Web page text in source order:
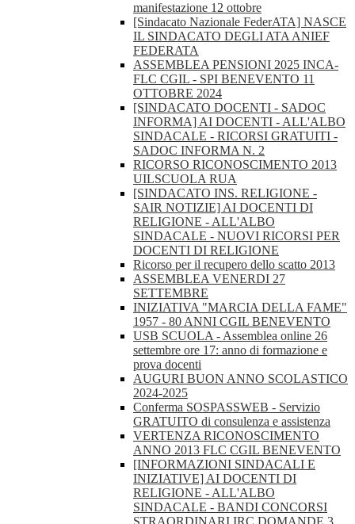
manifestazione 12 ottobre
[Sindacato Nazionale FederATA] NASCE
IL SINDACATO DEGLI ATA ANIEF
FEDERATA
ASSEMBLEA PENSIONI 2025 INCA-
FLC CGIL - SPI BENEVENTO 11
OTTOBRE 2024
[SINDACATO DOCENTI - SADOC
INFORMA] AI DOCENTI - ALL'ALBO
SINDACALE - RICORSI GRATUITI -
SADOC INFORMA N. 2
RICORSO RICONOSCIMENTO 2013
UILSCUOLA RUA
[SINDACATO INS. RELIGIONE -
SAIR NOTIZIE] AI DOCENTI DI
RELIGIONE - ALL'ALBO
SINDACALE - NUOVI RICORSI PER
DOCENTI DI RELIGIONE
Ricorso per il recupero dello scatto 2013
ASSEMBLEA VENERDI 27
SETTEMBRE
INIZIATIVA "MARCIA DELLA FAME"
1957 - 80 ANNI CGIL BENEVENTO
USB SCUOLA - Assemblea online 26
settembre ore 17: anno di formazione e
prova docenti
AUGURI BUON ANNO SCOLASTICO
2024-2025
Conferma SOSPASSWEB - Servizio
GRATUITO di consulenza e assistenza
VERTENZA RICONOSCIMENTO
ANNO 2013 FLC CGIL BENEVENTO
[INFORMAZIONI SINDACALI E
INIZIATIVE] AI DOCENTI DI
RELIGIONE - ALL'ALBO
SINDACALE - BANDI CONCORSI